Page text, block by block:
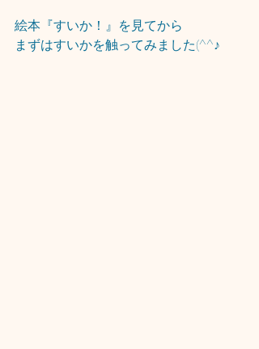
絵本『すいか！』を見てから
まずはすいかを触ってみました(^^♪